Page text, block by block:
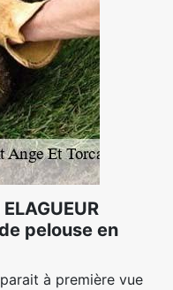
pelouse en
à première vue